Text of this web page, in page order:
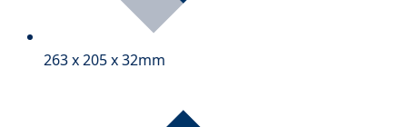
263 x 205 x 32mm